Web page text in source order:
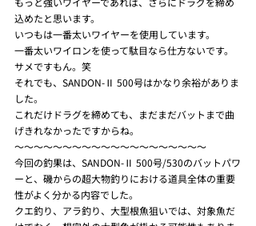
込めたと思います。
いつもは一番太いワイヤーを使用しています。
一番太いワイロンを使って駄目なら仕方ないです。
サメですもん。笑
それでも、SANDON-Ⅱ 500号はかなり余裕がありま
した。
これだけドラグを締めても、まだまだバットまで曲
げきれなかったですからね。
〜〜〜〜〜〜〜〜〜〜〜〜〜〜〜〜〜〜〜〜
今回の釣果は、SANDON-Ⅱ 500号/530のバットパワ
ーと、磯からの超大物釣りにおける道具全体の重要
性がよく分かる内容でした。
クエ釣り、アラ釣り、大型根魚狙いでは、対象魚だ